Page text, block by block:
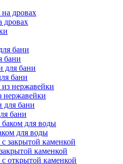
дровах
бани
бани
нержавейки
бани
для воды
каменкой